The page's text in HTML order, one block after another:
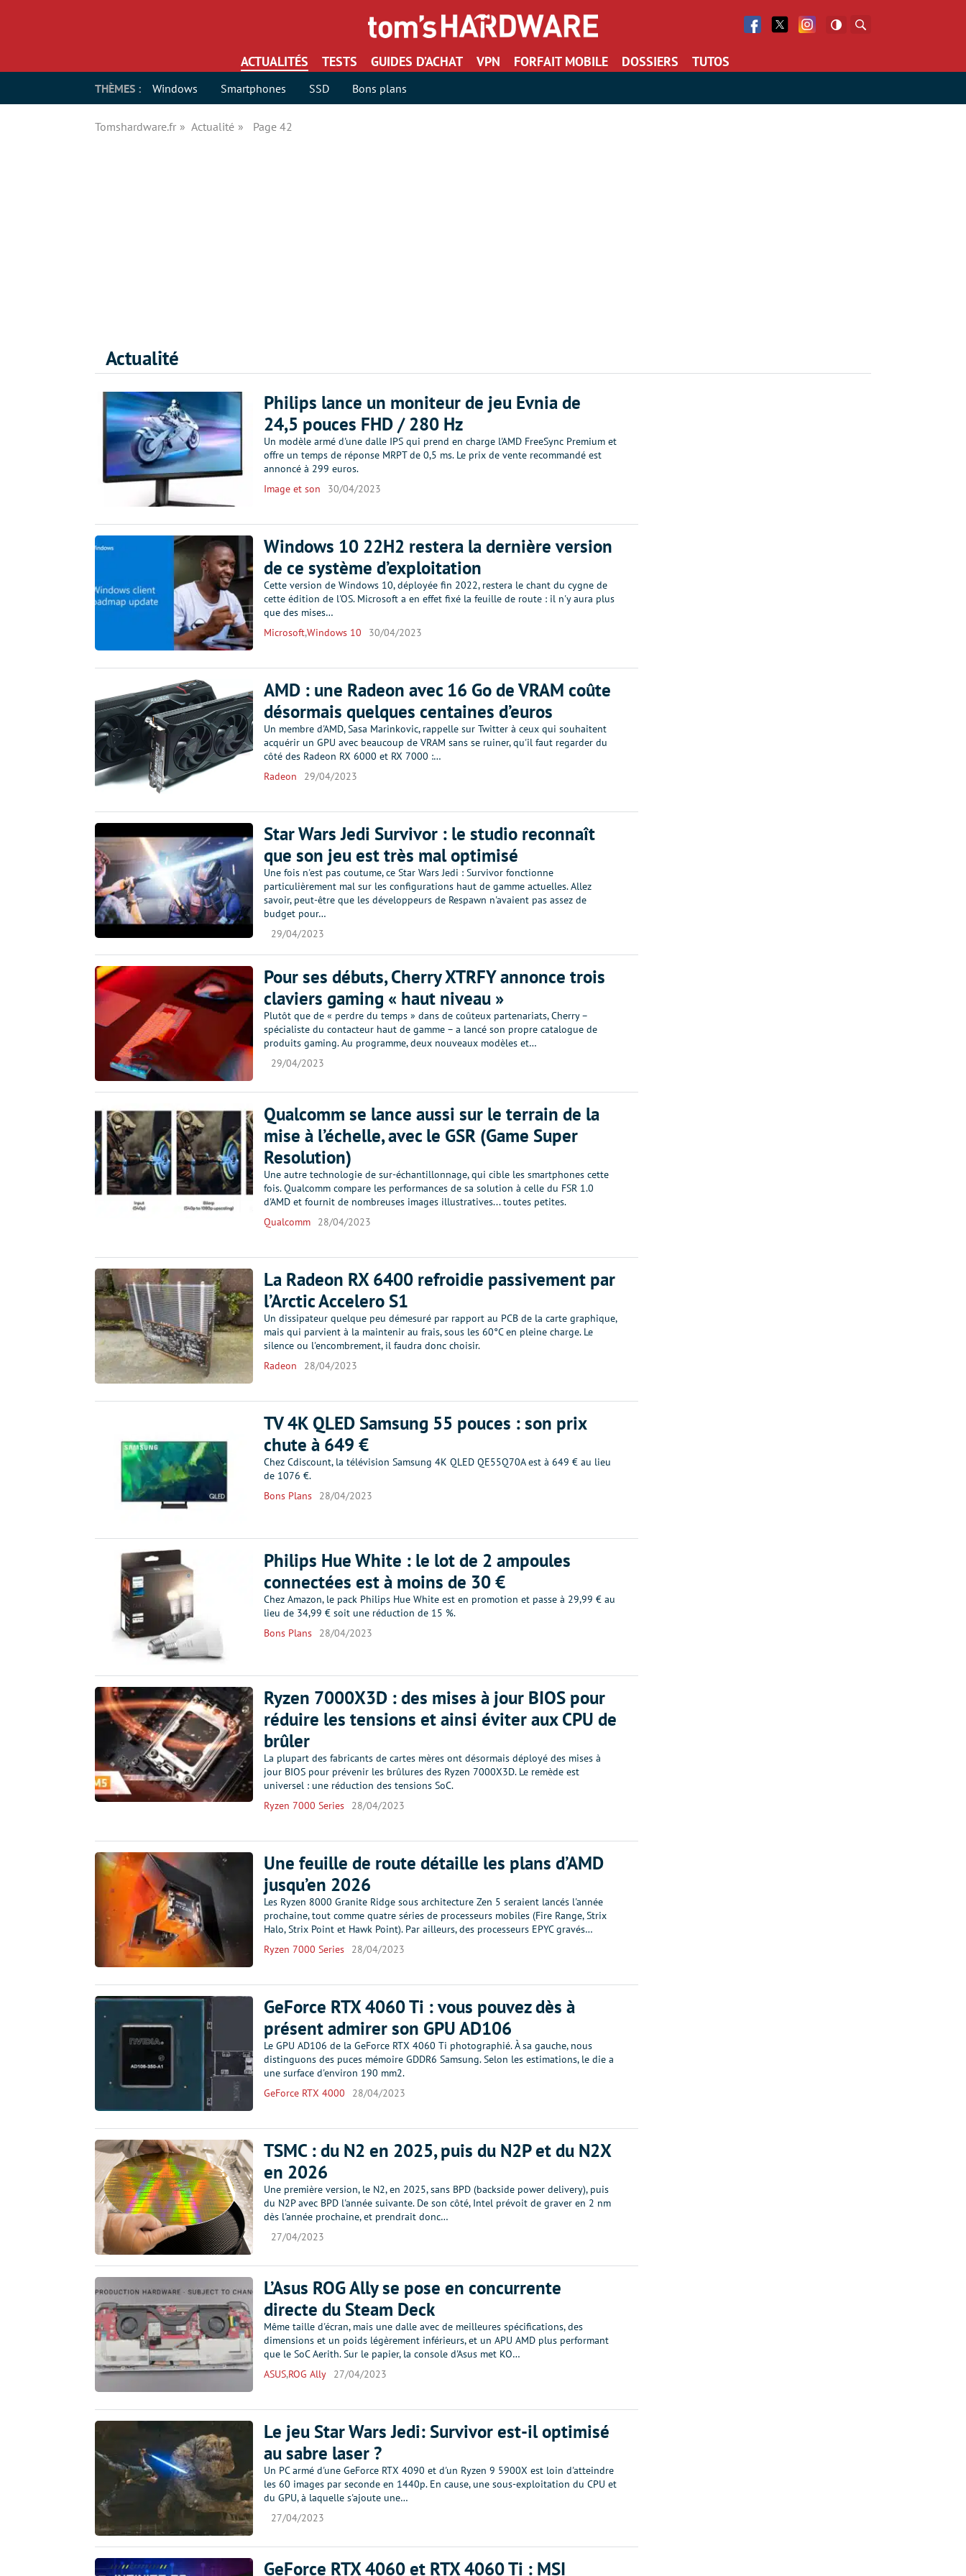
Facebook
Twitter Facebook
ACTUALITÉS TESTS GUIDES D’ACHAT VPN FORFAIT MOBILE DOSSIERS TUTOS
THÈMES : Windows Smartphones SSD Bons plans
Tomshardware.fr Actualité Page 42
Actualité
Philips lance un moniteur de jeu Evnia de
24,5 pouces FHD / 280 Hz
Un modèle armé d'une dalle IPS qui prend en charge l'AMD FreeSync Premium et
offre un temps de réponse MRPT de 0,5 ms. Le prix de vente recommandé est
annoncé à 299 euros.
Image et son
30/04/2023
Windows 10 22H2 restera la dernière version
de ce système d’exploitation
Cette version de Windows 10, déployée fin 2022, restera le chant du cygne de
cette édition de l'OS. Microsoft a en effet fixé la feuille de route : il n'y aura plus
que des mises…
Microsoft,Windows 10 30/04/2023
AMD : une Radeon avec 16 Go de VRAM coûte
désormais quelques centaines d’euros
Un membre d'AMD, Sasa Marinkovic, rappelle sur Twitter à ceux qui souhaitent
acquérir un GPU avec beaucoup de VRAM sans se ruiner, qu'il faut regarder du
côté des Radeon RX 6000 et RX 7000 :…
Radeon
29/04/2023
Star Wars Jedi Survivor : le studio reconnaît
que son jeu est très mal optimisé
Une fois n'est pas coutume, ce Star Wars Jedi : Survivor fonctionne
particulièrement mal sur les configurations haut de gamme actuelles. Allez
savoir, peut-être que les développeurs de Respawn n'avaient pas assez de
budget pour…
29/04/2023
Pour ses débuts, Cherry XTRFY annonce trois
claviers gaming « haut niveau »
Plutôt que de « perdre du temps » dans de coûteux partenariats, Cherry –
spécialiste du contacteur haut de gamme – a lancé son propre catalogue de
produits gaming. Au programme, deux nouveaux modèles et…
29/04/2023
Qualcomm se lance aussi sur le terrain de la
mise à l’échelle, avec le GSR (Game Super
Resolution)
Une autre technologie de sur-échantillonnage, qui cible les smartphones cette
fois. Qualcomm compare les performances de sa solution à celle du FSR 1.0
d'AMD et fournit de nombreuses images illustratives... toutes petites.
Qualcomm
28/04/2023
La Radeon RX 6400 refroidie passivement par
l’Arctic Accelero S1
Un dissipateur quelque peu démesuré par rapport au PCB de la carte graphique,
mais qui parvient à la maintenir au frais, sous les 60°C en pleine charge. Le
silence ou l'encombrement, il faudra donc choisir.
Radeon
28/04/2023
TV 4K QLED Samsung 55 pouces : son prix
chute à 649 €
Chez Cdiscount, la télévision Samsung 4K QLED QE55Q70A est à 649 € au lieu
de 1076 €.
Bons Plans
28/04/2023
Philips Hue White : le lot de 2 ampoules
connectées est à moins de 30 €
Chez Amazon, le pack Philips Hue White est en promotion et passe à 29,99 € au
lieu de 34,99 € soit une réduction de 15 %.
Bons Plans
28/04/2023
Ryzen 7000X3D : des mises à jour BIOS pour
réduire les tensions et ainsi éviter aux CPU de
brûler
La plupart des fabricants de cartes mères ont désormais déployé des mises à
jour BIOS pour prévenir les brûlures des Ryzen 7000X3D. Le remède est
universel : une réduction des tensions SoC.
Ryzen 7000 Series
28/04/2023
Une feuille de route détaille les plans d’AMD
jusqu’en 2026
Les Ryzen 8000 Granite Ridge sous architecture Zen 5 seraient lancés l'année
prochaine, tout comme quatre séries de processeurs mobiles (Fire Range, Strix
Halo, Strix Point et Hawk Point). Par ailleurs, des processeurs EPYC gravés…
Ryzen 7000 Series
28/04/2023
GeForce RTX 4060 Ti : vous pouvez dès à
présent admirer son GPU AD106
Le GPU AD106 de la GeForce RTX 4060 Ti photographié. À sa gauche, nous
distinguons des puces mémoire GDDR6 Samsung. Selon les estimations, le die a
une surface d'environ 190 mm2.
GeForce RTX 4000
28/04/2023
TSMC : du N2 en 2025, puis du N2P et du N2X
en 2026
Une première version, le N2, en 2025, sans BPD (backside power delivery), puis
du N2P avec BPD l'année suivante. De son côté, Intel prévoit de graver en 2 nm
dès l'année prochaine, et prendrait donc…
27/04/2023
L’Asus ROG Ally se pose en concurrente
directe du Steam Deck
Même taille d'écran, mais une dalle avec de meilleures spécifications, des
dimensions et un poids légèrement inférieurs, et un APU AMD plus performant
que le SoC Aerith. Sur le papier, la console d'Asus met KO…
ASUS,ROG Ally 27/04/2023
Le jeu Star Wars Jedi: Survivor est-il optimisé
au sabre laser ?
Un PC armé d'une GeForce RTX 4090 et d'un Ryzen 9 5900X est loin d'atteindre
les 60 images par seconde en 1440p. En cause, une sous-exploitation du CPU et
du GPU, à laquelle s'ajoute une…
27/04/2023
GeForce RTX 4060 et RTX 4060 Ti : MSI